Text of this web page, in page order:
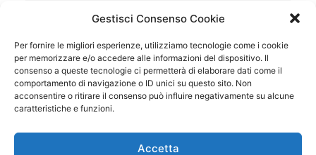
Gestisci Consenso Cookie
Per fornire le migliori esperienze, utilizziamo tecnologie come i cookie
per memorizzare e/o accedere alle informazioni del dispositivo. Il
consenso a queste tecnologie ci permetterà di elaborare dati come il
comportamento di navigazione o ID unici su questo sito. Non
acconsentire o ritirare il consenso può influire negativamente su alcune
caratteristiche e funzioni.
Accetta